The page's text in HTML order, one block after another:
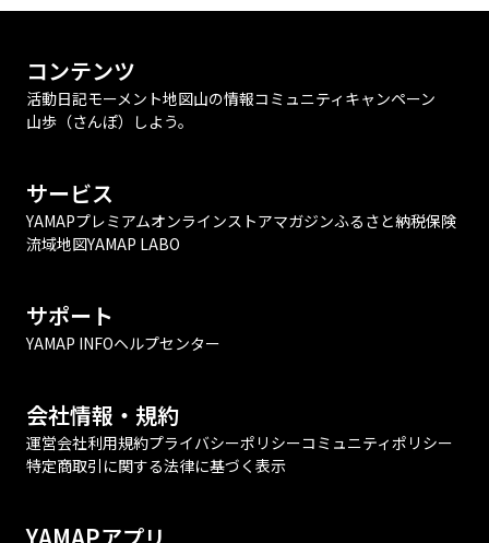
コンテンツ
活動日記モーメント地図山の情報コミュニティ キャンペーン
山歩（さんぽ）しよう。
サービス
YAMAPプレミアムオンラインストアマガジンふるさと納税保険
流域地図YAMAP LABO
サポート
YAMAP INFOヘルプセンター
会社情報・規約
運営会社利用規約プライバシーポリシーコミュニティポリシー
特定商取引に関する法律に基づく表示